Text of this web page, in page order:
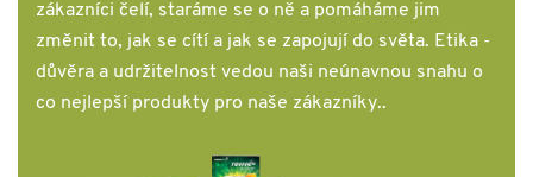
zákazníci čelí, staráme se o ně a pomáháme jim
změnit to, jak se cítí a jak se zapojují do světa. Etika -
důvěra a udržitelnost vedou naši neúnavnou snahu o
co nejlepší produkty pro naše zákazníky..